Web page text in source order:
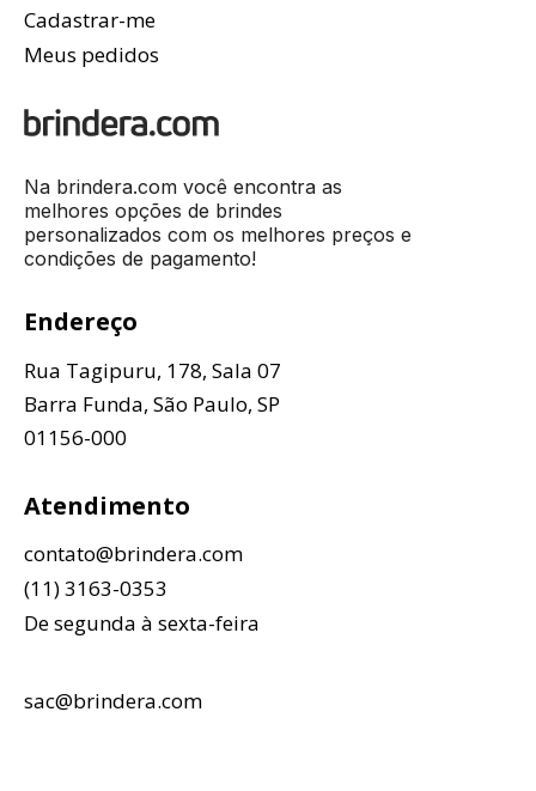
Cadastrar-me
Meus pedidos
Na brindera.com você encontra as
melhores opções de brindes
personalizados com os melhores preços e
condições de pagamento!
Endereço
Rua Tagipuru, 178, Sala 07
Barra Funda, São Paulo, SP
01156-000
Atendimento
contato@brindera.com
(11) 3163-0353
De segunda à sexta-feira
sac@brindera.com